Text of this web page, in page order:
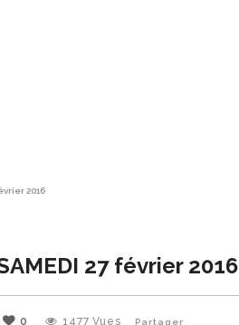
2016
27 février 2016
0 1477 Vues Partager